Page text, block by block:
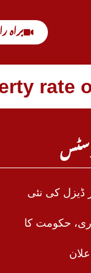
براہ
rate
ڈیزل کی نئی
حکومت کا